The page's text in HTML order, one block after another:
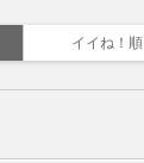
イイね！順